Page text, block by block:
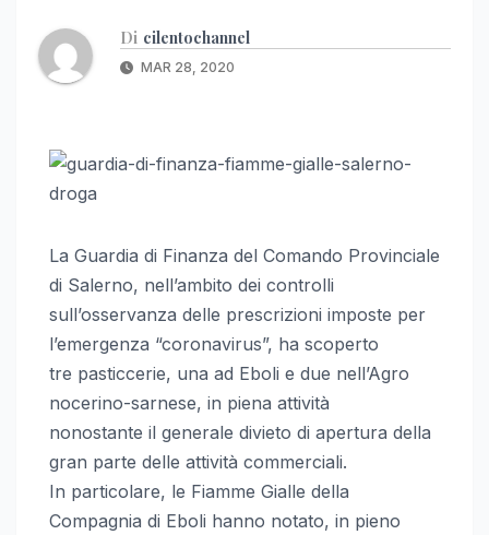
Di cilentochannel
MAR 28, 2020
La Guardia di Finanza del Comando Provinciale
di Salerno, nell’ambito dei controlli
sull’osservanza delle prescrizioni imposte per
l’emergenza “coronavirus”, ha scoperto
tre pasticcerie, una ad Eboli e due nell’Agro
nocerino-sarnese, in piena attività
nonostante il generale divieto di apertura della
gran parte delle attività commerciali.
In particolare, le Fiamme Gialle della
Compagnia di Eboli hanno notato, in pieno